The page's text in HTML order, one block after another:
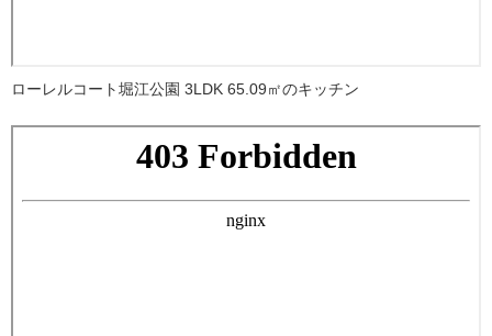
ローレルコート堀江公園 3LDK 65.09㎡のキッチン